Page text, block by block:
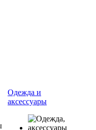
Одежда и
аксессуары